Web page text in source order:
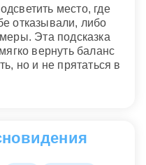
место, где
отказывали, либо
Эта подсказка
вернуть баланс
но и не прятаться в